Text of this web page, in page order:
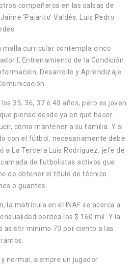
compañeros en las salsas de
‘Pajarito’ Valdés, Luis Pedro
malla curricular contempla cinco
I, Entrenamiento de la Condición
Desarrollo y Aprendizaje
35, 36, 37 o 40 años, pero es joven
piense desde ya en qué hacer
cómo mantener a su familia. Y si
con el fútbol, necesariamente debe
a La Tercera Luis Rodríguez, jefe de
de futbolistas activos que
de obtener el título de técnico
o guantes.
la matrícula en el INAF se acerca a
bordea los $ 160 mil. Y la
asistir mínimo 70 por ciento a las
normal, siempre un jugador